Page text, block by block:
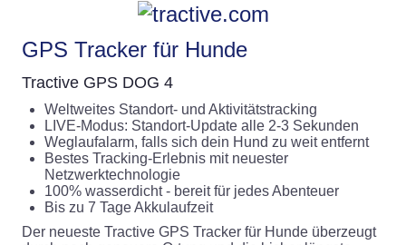
GPS Tracker für Hunde
Tractive GPS DOG 4
Weltweites Standort- und Aktivitätstracking
LIVE-Modus: Standort-Update alle 2-3 Sekunden
Weglaufalarm, falls sich dein Hund zu weit entfernt
Bestes Tracking-Erlebnis mit neuester
Netzwerktechnologie
100% wasserdicht - bereit für jedes Abenteuer
Bis zu 7 Tage Akkulaufzeit
Der neueste Tractive GPS Tracker für Hunde überzeugt